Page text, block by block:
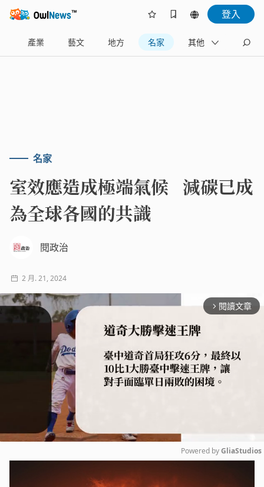
登入
產業 藝文 地方 名家 其他
名家
室效應造成極端氣候 減碳已成
為全球各國的共識
閱政治
2 月. 21, 2024
arrow_forward_ios 閱讀文章
Powered by GliaStudios